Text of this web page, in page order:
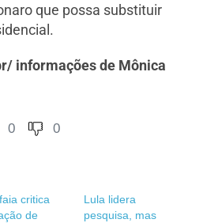
que possa substituir
informações de Mônica
0 0
critica
de
Lula lidera
pesquisa, mas